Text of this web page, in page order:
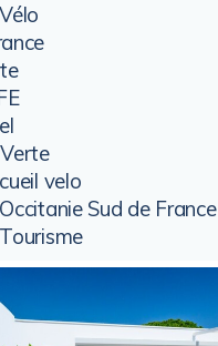
velo
Sud de France